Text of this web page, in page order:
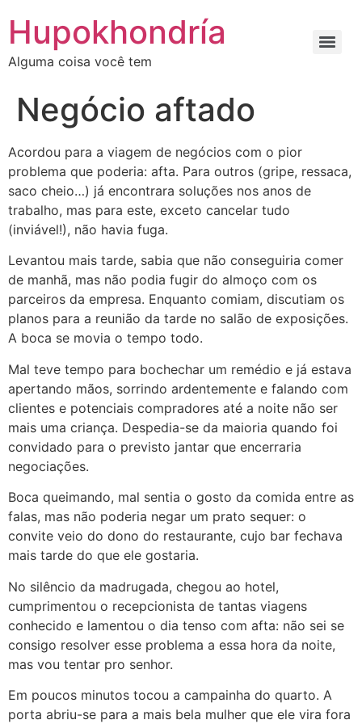
para
conteúdo
Hupokhondría
Alguma coisa você tem
Negócio aftado
Acordou para a viagem de negócios com o pior
problema que poderia: afta. Para outros (gripe, ressaca,
saco cheio…) já encontrara soluções nos anos de
trabalho, mas para este, exceto cancelar tudo
(inviável!), não havia fuga.
Levantou mais tarde, sabia que não conseguiria comer
de manhã, mas não podia fugir do almoço com os
parceiros da empresa. Enquanto comiam, discutiam os
planos para a reunião da tarde no salão de exposições.
A boca se movia o tempo todo.
Mal teve tempo para bochechar um remédio e já estava
apertando mãos, sorrindo ardentemente e falando com
clientes e potenciais compradores até a noite não ser
mais uma criança. Despedia-se da maioria quando foi
convidado para o previsto jantar que encerraria
negociações.
Boca queimando, mal sentia o gosto da comida entre as
falas, mas não poderia negar um prato sequer: o
convite veio do dono do restaurante, cujo bar fechava
mais tarde do que ele gostaria.
No silêncio da madrugada, chegou ao hotel,
cumprimentou o recepcionista de tantas viagens
conhecido e lamentou o dia tenso com afta: não sei se
consigo resolver esse problema a essa hora da noite,
mas vou tentar pro senhor.
Em poucos minutos tocou a campainha do quarto. A
porta abriu-se para a mais bela mulher que ele vira fora